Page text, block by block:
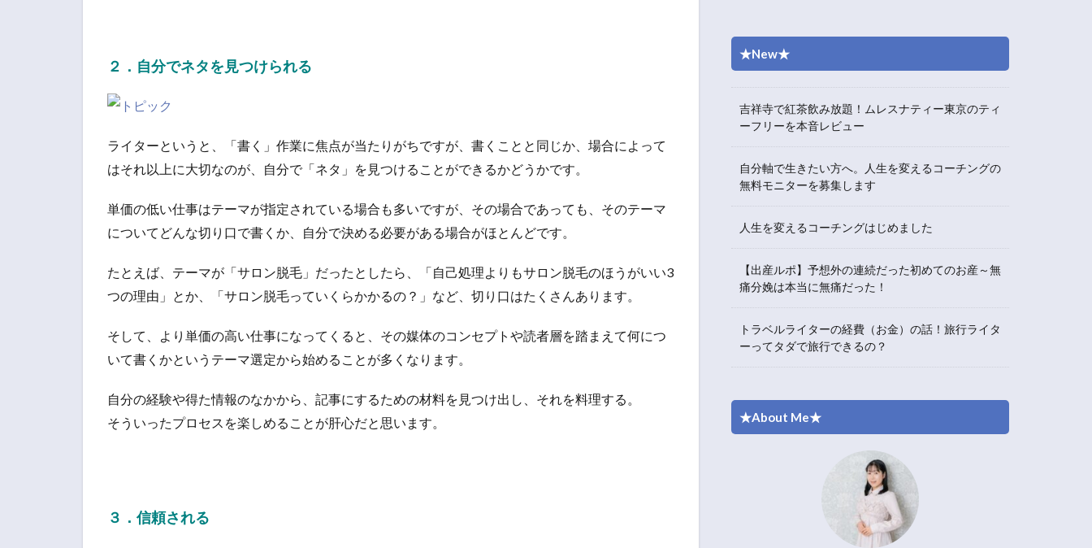
２．自分でネタを見つけられる
ライターというと、「書く」作業に焦点が当たりがちですが、書くことと同じか、場合によって
はそれ以上に大切なのが、自分で「ネタ」を見つけることができるかどうかです。
単価の低い仕事はテーマが指定されている場合も多いですが、その場合であっても、そのテーマ
についてどんな切り口で書くか、自分で決める必要がある場合がほとんどです。
たとえば、テーマが「サロン脱毛」だったとしたら、「自己処理よりもサロン脱毛のほうがいい3
つの理由」とか、「サロン脱毛っていくらかかるの？」など、切り口はたくさんあります。
そして、より単価の高い仕事になってくると、その媒体のコンセプトや読者層を踏まえて何につ
いて書くかというテーマ選定から始めることが多くなります。
自分の経験や得た情報のなかから、記事にするための材料を見つけ出し、それを料理する。
そういったプロセスを楽しめることが肝心だと思います。
３．信頼される
★New★
吉祥寺で紅茶飲み放題！ムレスナティー東京のティ
ーフリーを本音レビュー
自分軸で生きたい方へ。人生を変えるコーチングの
無料モニターを募集します
人生を変えるコーチングはじめました
【出産ルポ】予想外の連続だった初めてのお産～無
痛分娩は本当に無痛だった！
トラベルライターの経費（お金）の話！旅行ライタ
ーってタダで旅行できるの？
★About Me★